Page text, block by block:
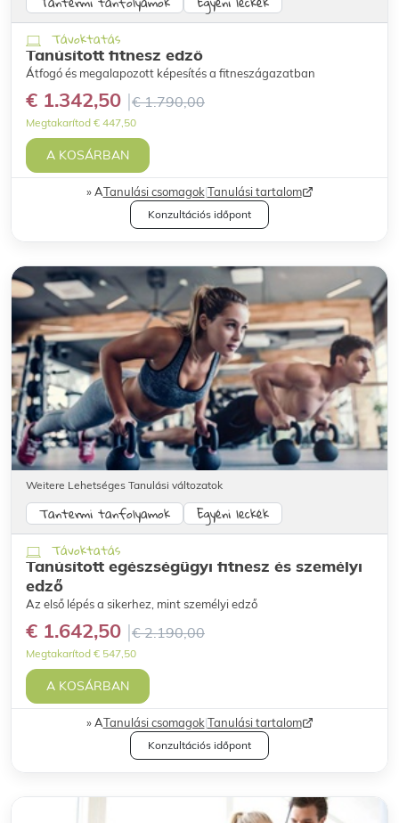
Távoktatás
Tanúsított fitnesz edző
Átfogó és megalapozott képesítés a fitneszágazatban
€ 1.342,50 € 1.790,00
Megtakarítod € 447,50
A KOSÁRBAN
ATanulási csomagok|Tanulási tartalom
Konzultációs időpont
Weitere Lehetséges Tanulási változatok
Távoktatás
Tantermi tanfolyamok Egyéni leckék
Tanúsított egészségügyi fitnesz és személyi
edző
Az első lépés a sikerhez, mint személyi edző
€ 1.642,50 € 2.190,00
Megtakarítod € 547,50
A KOSÁRBAN
ATanulási csomagok|Tanulási tartalom
Konzultációs időpont